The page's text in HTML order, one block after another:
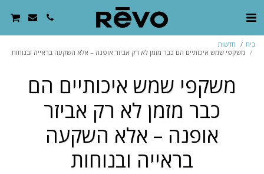
בית
חדשות
משקפי שמש איכותיים הם כבר מזמן לא רק אביזר אופנה – אלא השקעה בראייה ובנוחות
משקפי שמש איכותיים הם
כבר מזמן לא רק אביזר
אופנה – אלא השקעה
בראייה ובנוחות